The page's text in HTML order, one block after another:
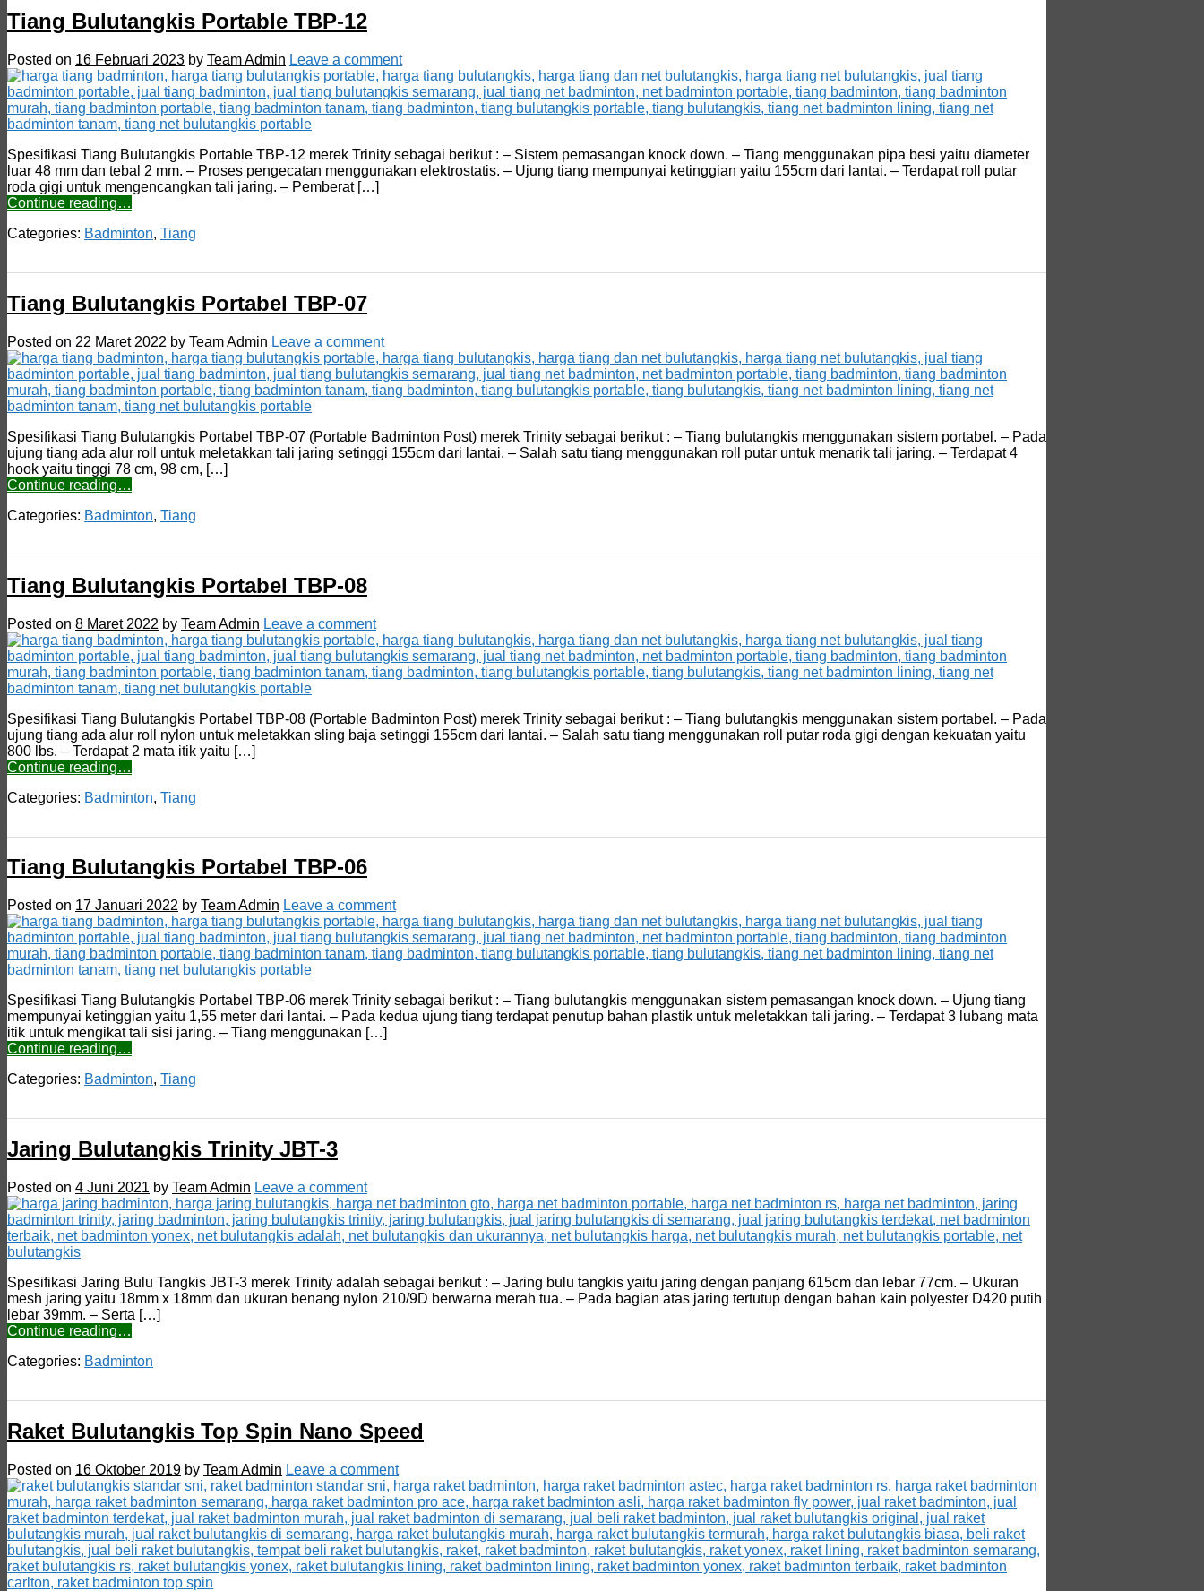
Tiang Bulutangkis Portable TBP-12
Posted on 16 Februari 2023 by Team Admin Leave a comment
Spesifikasi Tiang Bulutangkis Portable TBP-12 merek Trinity sebagai berikut : – Sistem pemasangan knock down. – Tiang menggunakan pipa besi yaitu diameter
luar 48 mm dan tebal 2 mm. – Proses pengecatan menggunakan elektrostatis. – Ujung tiang mempunyai ketinggian yaitu 155cm dari lantai. – Terdapat roll putar
roda gigi untuk mengencangkan tali jaring. – Pemberat […]
Continue reading…
Categories: Badminton, Tiang
Tiang Bulutangkis Portabel TBP-07
Posted on 22 Maret 2022 by Team Admin Leave a comment
Spesifikasi Tiang Bulutangkis Portabel TBP-07 (Portable Badminton Post) merek Trinity sebagai berikut : – Tiang bulutangkis menggunakan sistem portabel. – Pada
ujung tiang ada alur roll untuk meletakkan tali jaring setinggi 155cm dari lantai. – Salah satu tiang menggunakan roll putar untuk menarik tali jaring. – Terdapat 4
hook yaitu tinggi 78 cm, 98 cm, […]
Continue reading…
Categories: Badminton, Tiang
Tiang Bulutangkis Portabel TBP-08
Posted on 8 Maret 2022 by Team Admin Leave a comment
Spesifikasi Tiang Bulutangkis Portabel TBP-08 (Portable Badminton Post) merek Trinity sebagai berikut : – Tiang bulutangkis menggunakan sistem portabel. – Pada
ujung tiang ada alur roll nylon untuk meletakkan sling baja setinggi 155cm dari lantai. – Salah satu tiang menggunakan roll putar roda gigi dengan kekuatan yaitu
800 lbs. – Terdapat 2 mata itik yaitu […]
Continue reading…
Categories: Badminton, Tiang
Tiang Bulutangkis Portabel TBP-06
Posted on 17 Januari 2022 by Team Admin Leave a comment
Spesifikasi Tiang Bulutangkis Portabel TBP-06 merek Trinity sebagai berikut : – Tiang bulutangkis menggunakan sistem pemasangan knock down. – Ujung tiang
mempunyai ketinggian yaitu 1,55 meter dari lantai. – Pada kedua ujung tiang terdapat penutup bahan plastik untuk meletakkan tali jaring. – Terdapat 3 lubang mata
itik untuk mengikat tali sisi jaring. – Tiang menggunakan […]
Continue reading…
Categories: Badminton, Tiang
Jaring Bulutangkis Trinity JBT-3
Posted on 4 Juni 2021 by Team Admin Leave a comment
Spesifikasi Jaring Bulu Tangkis JBT-3 merek Trinity adalah sebagai berikut : – Jaring bulu tangkis yaitu jaring dengan panjang 615cm dan lebar 77cm. – Ukuran
mesh jaring yaitu 18mm x 18mm dan ukuran benang nylon 210/9D berwarna merah tua. – Pada bagian atas jaring tertutup dengan bahan kain polyester D420 putih
lebar 39mm. – Serta […]
Continue reading…
Categories: Badminton
Raket Bulutangkis Top Spin Nano Speed
Posted on 16 Oktober 2019 by Team Admin Leave a comment